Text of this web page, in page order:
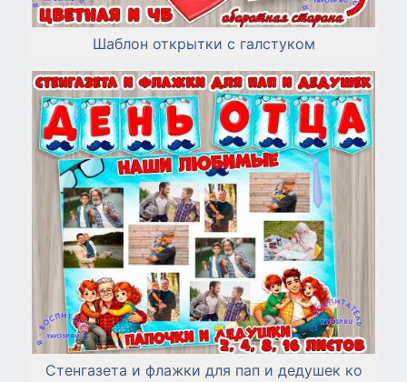
Шаблон открытки с галстуком
Стенгазета и флажки для пап и дедушек ко